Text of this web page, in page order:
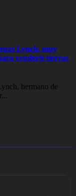
Lynch, muy
venderle tierras
hermano de